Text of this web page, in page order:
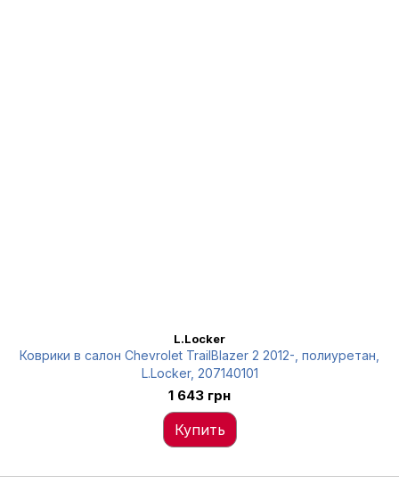
L.Locker
Коврики в салон Chevrolet TrailBlazer 2 2012-, полиуретан,
L.Locker, 207140101
1 643 грн
Купить